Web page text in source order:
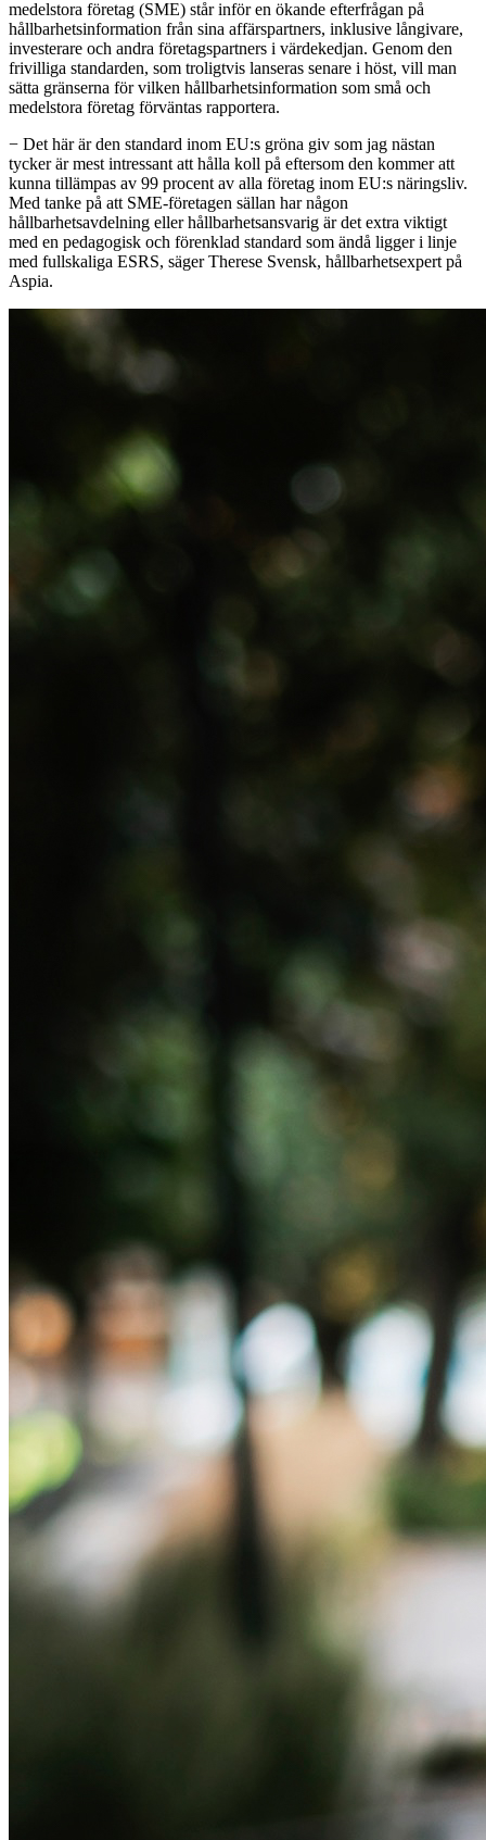
medelstora företag (SME) står inför en ökande efterfrågan på
hållbarhetsinformation från sina affärspartners, inklusive långivare,
investerare och andra företagspartners i värdekedjan. Genom den
frivilliga standarden, som troligtvis lanseras senare i höst, vill man
sätta gränserna för vilken hållbarhetsinformation som små och
medelstora företag förväntas rapportera.
− Det här är den standard inom EU:s gröna giv som jag nästan
tycker är mest intressant att hålla koll på eftersom den kommer att
kunna tillämpas av 99 procent av alla företag inom EU:s näringsliv.
Med tanke på att SME-företagen sällan har någon
hållbarhetsavdelning eller hållbarhetsansvarig är det extra viktigt
med en pedagogisk och förenklad standard som ändå ligger i linje
med fullskaliga ESRS, säger Therese Svensk, hållbarhetsexpert på
Aspia.